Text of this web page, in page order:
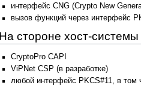
интерфейс CNG (Crypto New
вызов функций через интерфейс
На стороне хост-
CryptoPro CAPI
ViPNet CSP (в разработке)
любой интерфейс PKCS#11, в том